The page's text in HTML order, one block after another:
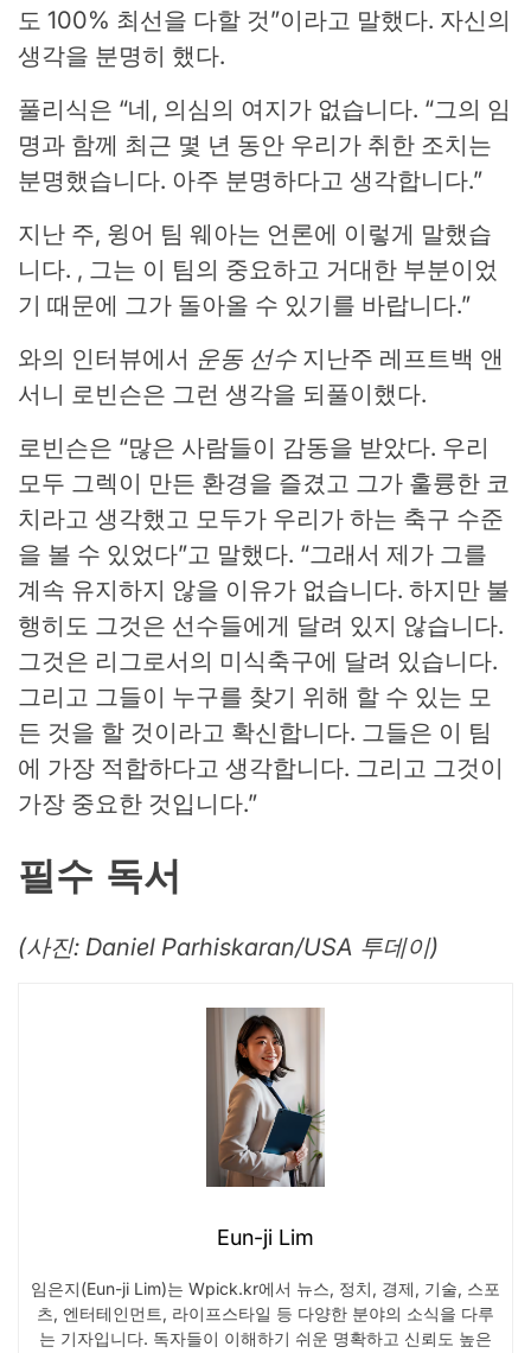
도 100% 최선을 다할 것”이라고 말했다. 자신의
생각을 분명히 했다.
풀리식은 “네, 의심의 여지가 없습니다. “그의 임
명과 함께 최근 몇 년 동안 우리가 취한 조치는
분명했습니다. 아주 분명하다고 생각합니다.”
지난 주, 윙어 팀 웨아는 언론에 이렇게 말했습
니다. , 그는 이 팀의 중요하고 거대한 부분이었
기 때문에 그가 돌아올 수 있기를 바랍니다.”
와의 인터뷰에서 운동 선수지난주 레프트백 앤
서니 로빈슨은 그런 생각을 되풀이했다.
로빈슨은 “많은 사람들이 감동을 받았다. 우리
모두 그렉이 만든 환경을 즐겼고 그가 훌륭한 코
치라고 생각했고 모두가 우리가 하는 축구 수준
을 볼 수 있었다”고 말했다. “그래서 제가 그를
계속 유지하지 않을 이유가 없습니다. 하지만 불
행히도 그것은 선수들에게 달려 있지 않습니다.
그것은 리그로서의 미식축구에 달려 있습니다.
그리고 그들이 누구를 찾기 위해 할 수 있는 모
든 것을 할 것이라고 확신합니다. 그들은 이 팀
에 가장 적합하다고 생각합니다. 그리고 그것이
가장 중요한 것입니다.”
필수 독서
(사진: Daniel Parhiskaran/USA 투데이)
Eun-ji Lim
임은지(Eun-ji Lim)는 Wpick.kr에서 뉴스, 정치, 경제, 기술, 스포
츠, 엔터테인먼트, 라이프스타일 등 다양한 분야의 소식을 다루
는 기자입니다. 독자들이 이해하기 쉬운 명확하고 신뢰도 높은